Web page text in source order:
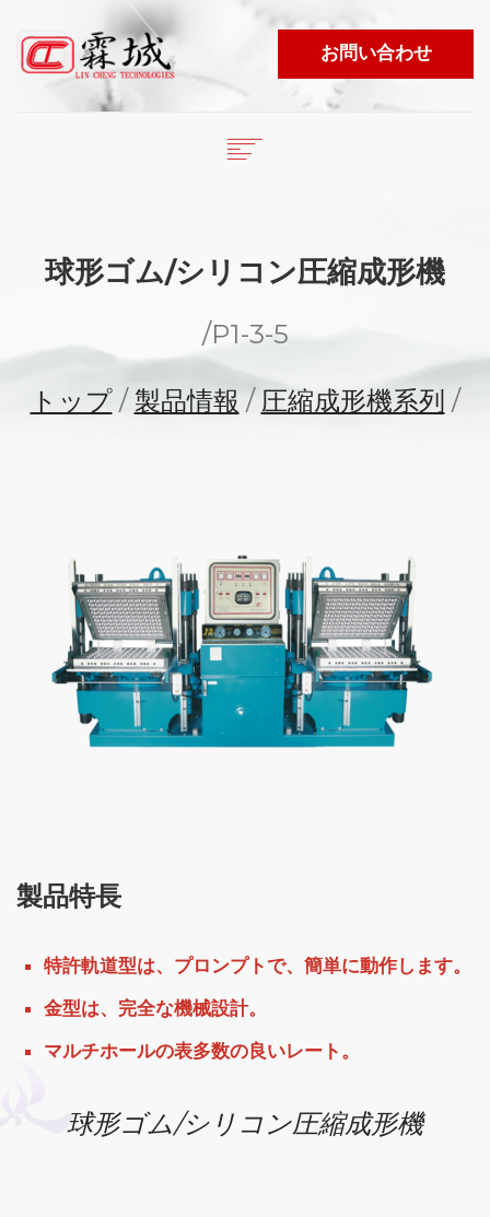
お問い合わせ
商品リスト
ビデオ
マーケティングエリア
電子カタログ
English
ESPAÑOL
PORTUGUÊS
球形ゴム/シリコン圧縮成形機
/P1-3-5
トップ/ 製品情報 / 圧縮成形機系列 /
製品特長
特許軌道型は、プロンプトで、簡単に動作します。
金型は、完全な機械設計。
マルチホールの表多数の良いレート。
球形ゴム/シリコン圧縮成形機